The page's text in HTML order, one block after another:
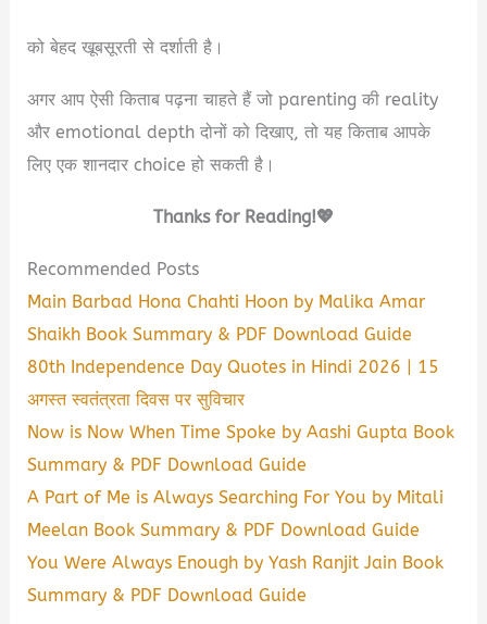
को बेहद खूबसूरती से दर्शाती है।
अगर आप ऐसी किताब पढ़ना चाहते हैं जो parenting की reality
और emotional depth दोनों को दिखाए, तो यह किताब आपके
लिए एक शानदार choice हो सकती है।
Thanks for Reading!💖
Recommended Posts
Main Barbad Hona Chahti Hoon by Malika Amar
Shaikh Book Summary & PDF Download Guide
80th Independence Day Quotes in Hindi 2026 | 15
अगस्त स्वतंत्रता दिवस पर सुविचार
Now is Now When Time Spoke by Aashi Gupta Book
Summary & PDF Download Guide
A Part of Me is Always Searching For You by Mitali
Meelan Book Summary & PDF Download Guide
You Were Always Enough by Yash Ranjit Jain Book
Summary & PDF Download Guide